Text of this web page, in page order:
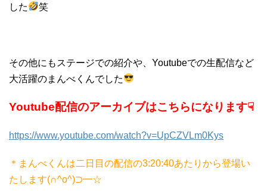
した 笑
その他にもステージでの紹介や、Youtubeでの生配信など
大活躍のまんべくんでした
Youtube配信のアーカイブはこちらになります☟
https://www.youtube.com/watch?v=UpCZVLm0Kys
＊まんべくんは二日目の配信の3:20:40あたりから登場い
たします(∩^o^)⊃━☆